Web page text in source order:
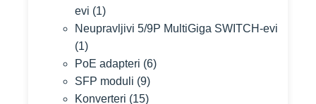
evi (1)
Neupravljivi 5/9P MultiGiga SWITCH-evi
(1)
PoE adapteri (6)
SFP moduli (9)
Konverteri (15)